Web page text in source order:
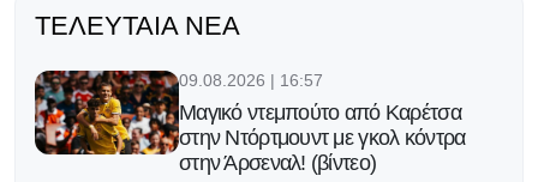
ΤΕΛΕΥΤΑΊΑ ΝΈΑ
09.08.2026 | 16:57
Μαγικό ντεμπούτο από Καρέτσα
στην Ντόρτμουντ με γκολ κόντρα
στην Άρσεναλ! (βίντεο)